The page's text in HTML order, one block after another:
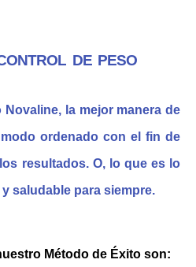
DE PESO
Novaline, la mejor manera de
ordenado con el fin de
resultados. O, lo que es lo
y saludable para siempre.
Método de Éxito son: